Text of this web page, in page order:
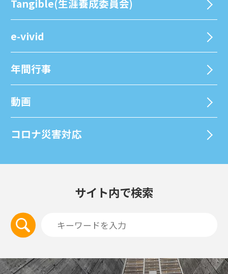
Tangible(生涯養成委員会)
e-vivid
年間⾏事
動画
コロナ災害対応
サイト内で検索